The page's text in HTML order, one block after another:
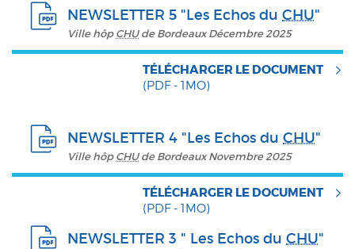
NEWSLETTER 5 "Les Echos du CHU"
Ville hôpCHUde Bordeaux Décembre 2025
TÉLÉCHARGER LE DOCUMENT
(PDF - 1MO)
NEWSLETTER 4 "Les Echos du CHU"
Ville hôpCHUde Bordeaux Novembre 2025
TÉLÉCHARGER LE DOCUMENT
(PDF - 1MO)
NEWSLETTER 3 " Les Echos du CHU"